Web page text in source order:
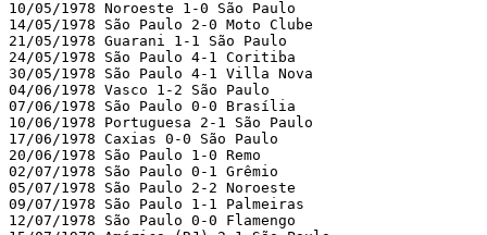
10/05/1978 Noroeste 1-0 São Paulo
14/05/1978 São Paulo 2-0 Moto Clube
21/05/1978 Guarani 1-1 São Paulo
24/05/1978 São Paulo 4-1 Coritiba
30/05/1978 São Paulo 4-1 Villa Nova
04/06/1978 Vasco 1-2 São Paulo
07/06/1978 São Paulo 0-0 Brasília
10/06/1978 Portuguesa 2-1 São Paulo
17/06/1978 Caxias 0-0 São Paulo
20/06/1978 São Paulo 1-0 Remo
02/07/1978 São Paulo 0-1 Grêmio
05/07/1978 São Paulo 2-2 Noroeste
09/07/1978 São Paulo 1-1 Palmeiras
12/07/1978 São Paulo 0-0 Flamengo